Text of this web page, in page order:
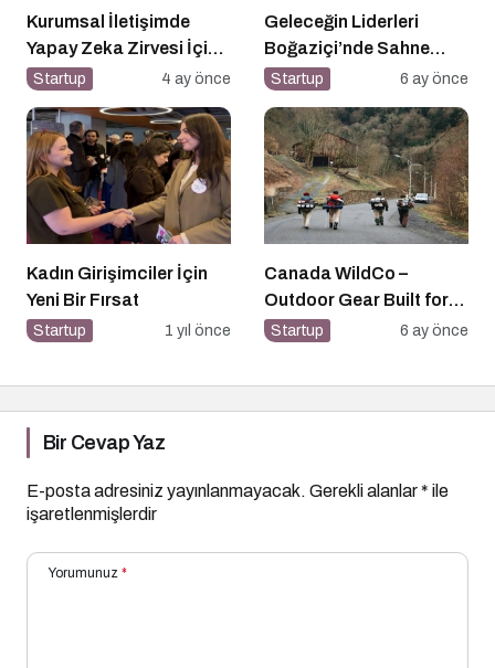
Kurumsal İletişimde
Yapay Zeka Zirvesi İçin
Geri Sayım!
Startup 4 ay önce
Geleceğin Liderleri
Boğaziçi’nde Sahne
Alıyor
Startup 6 ay önce
Kadın Girişimciler İçin
Yeni Bir Fırsat
Startup 1 yıl önce
Canada WildCo –
Outdoor Gear Built for
Canada’s Wild
Startup 6 ay önce
Bir Cevap Yaz
E-posta adresiniz yayınlanmayacak. Gerekli alanlar* ile
işaretlenmişlerdir
Yorumunuz *